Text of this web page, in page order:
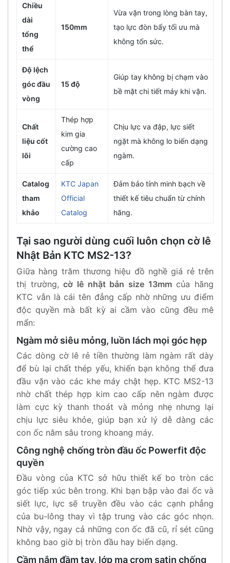
Chiều
dài
tổng
thể
150mm
Vừa vặn trong lòng bàn tay,
tạo lực đòn bẩy tối ưu mà
không tốn sức.
Độ lệch
góc đầu
vòng
15 độ
Giúp tay không bị chạm vào
bề mặt chi tiết máy khi vặn.
Chất
liệu cốt
lõi
Thép hợp
kim gia
cường cao
cấp
Chịu lực va đập, lực siết
ngặt mà không lo biến dạng
ngàm.
Catalog
tham
khảo
KTC Japan
Official
Catalog
Đảm bảo tính minh bạch về
thiết kế tiêu chuẩn từ chính
hãng.
Tại sao người dùng cuối luôn chọn cờ lê
Nhật Bản KTC MS2-13?
Giữa hàng trăm thương hiệu đồ nghề giá rẻ trên
thị trường,cờ lê nhật bản size 13mmcủa hãng
KTC vẫn là cái tên đẳng cấp nhờ những ưu điểm
độc quyền mà bất kỳ ai cầm vào cũng đều mê
mẩn:
Ngàm mở siêu mỏng, luồn lách mọi góc hẹp
Các dòng cờ lê rẻ tiền thường làm ngàm rất dày
để bù lại chất thép yếu, khiến bạn không thể đưa
đầu vặn vào các khe máy chật hẹp. KTC MS2-13
nhờ chất thép hợp kim cao cấp nên ngàm được
làm cực kỳ thanh thoát và mỏng nhẹ nhưng lại
chịu lực siêu khỏe, giúp bạn xử lý dễ dàng các
con ốc nằm sâu trong khoang máy.
Công nghệ chống tròn đầu ốc Powerfit độc
quyền
Đầu vòng của KTC sở hữu thiết kế bo tròn các
góc tiếp xúc bên trong. Khi bạn bập vào đai ốc và
siết lực, lực sẽ truyền đều vào các cạnh phẳng
của bu-lông thay vì tập trung vào các góc nhọn.
Nhờ vậy, ngay cả những con ốc đã cũ, rỉ sét cũng
không bao giờ bị tròn đầu hay biến dạng.
Cầm nắm đầm tay, lớp mạ crom satin chống